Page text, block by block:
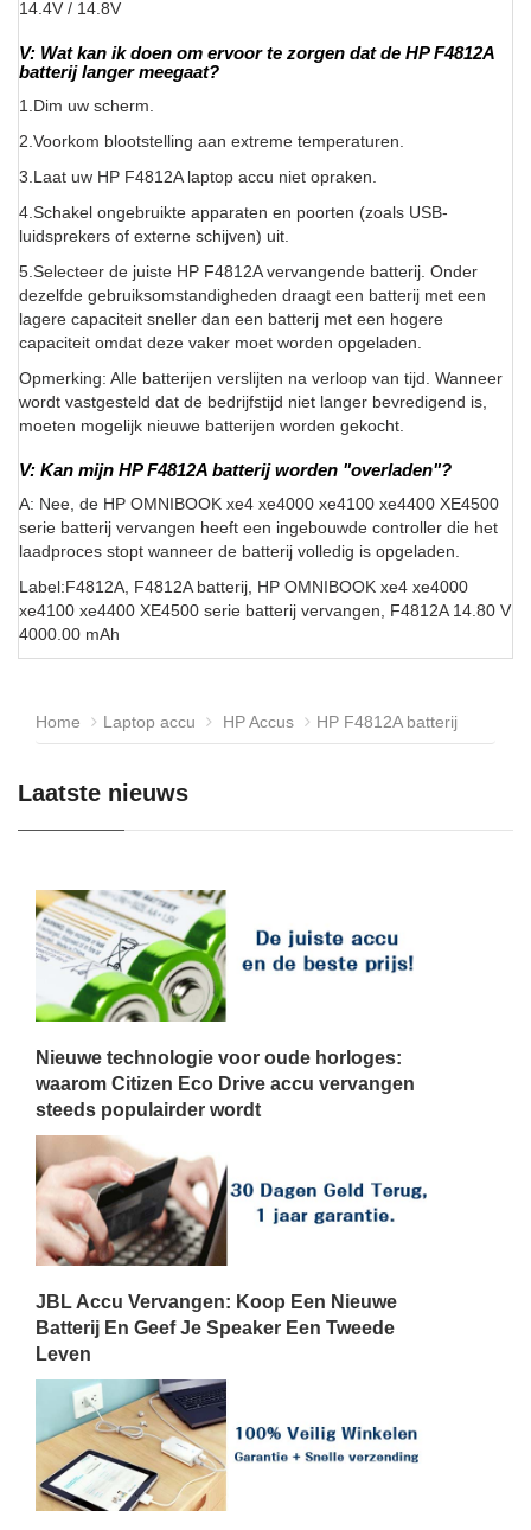
14.4V / 14.8V
V: Wat kan ik doen om ervoor te zorgen dat de HP F4812A
batterij langer meegaat?
1.Dim uw scherm.
2.Voorkom blootstelling aan extreme temperaturen.
3.Laat uw HP F4812A laptop accu niet opraken.
4.Schakel ongebruikte apparaten en poorten (zoals USB-
luidsprekers of externe schijven) uit.
5.Selecteer de juiste HP F4812A vervangende batterij. Onder
dezelfde gebruiksomstandigheden draagt een batterij met een
lagere capaciteit sneller dan een batterij met een hogere
capaciteit omdat deze vaker moet worden opgeladen.
Opmerking: Alle batterijen verslijten na verloop van tijd. Wanneer
wordt vastgesteld dat de bedrijfstijd niet langer bevredigend is,
moeten mogelijk nieuwe batterijen worden gekocht.
V: Kan mijn HP F4812A batterij worden "overladen"?
A: Nee, de HP OMNIBOOK xe4 xe4000 xe4100 xe4400 XE4500
serie batterij vervangen heeft een ingebouwde controller die het
laadproces stopt wanneer de batterij volledig is opgeladen.
Label:F4812A, F4812A batterij, HP OMNIBOOK xe4 xe4000
xe4100 xe4400 XE4500 serie batterij vervangen, F4812A 14.80 V
4000.00 mAh
Home Laptop accu HP Accus HP F4812A batterij
Laatste nieuws
Nieuwe technologie voor oude horloges:
waarom Citizen Eco Drive accu vervangen
steeds populairder wordt
JBL Accu Vervangen: Koop Een Nieuwe
Batterij En Geef Je Speaker Een Tweede
Leven